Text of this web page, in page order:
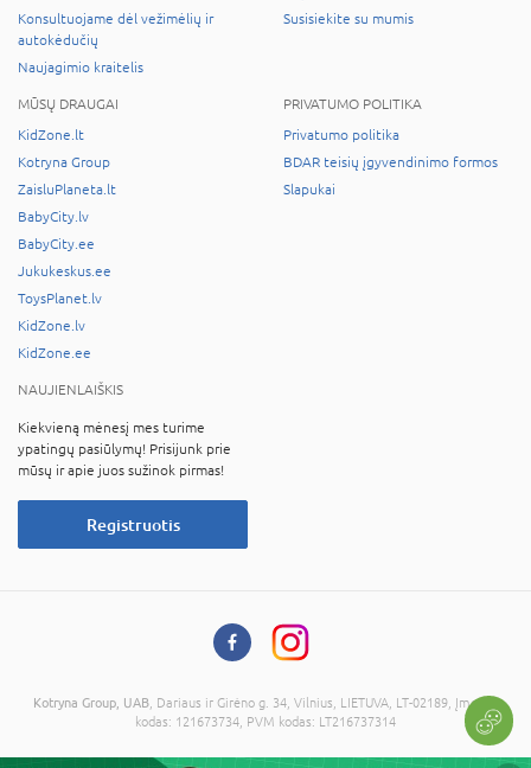
Konsultuojame dėl vežimėlių ir
autokėdučių
Naujagimio kraitelis
Susisiekite su mumis
MŪSŲ DRAUGAI
KidZone.lt
Kotryna Group
ZaisluPlaneta.lt
BabyCity.lv
BabyCity.ee
Jukukeskus.ee
ToysPlanet.lv
KidZone.lv
KidZone.ee
PRIVATUMO POLITIKA
Privatumo politika
BDAR teisių įgyvendinimo formos
Slapukai
NAUJIENLAIŠKIS
Kiekvieną mėnesį mes turime
ypatingų pasiūlymų! Prisijunk prie
mūsų ir apie juos sužinok pirmas!
Registruotis
Kotryna Group, UAB , Dariaus ir Girėno g. 34, Vilnius, LIETUVA, LT-02189, Įmonės
kodas: 121673734, PVM kodas: LT216737314
© 2026 Visos teisės saugomos. Kopijuoti informaciją be administracijos sutikimo